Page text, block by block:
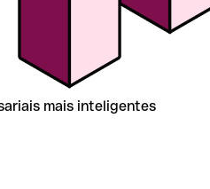
mais inteligentes